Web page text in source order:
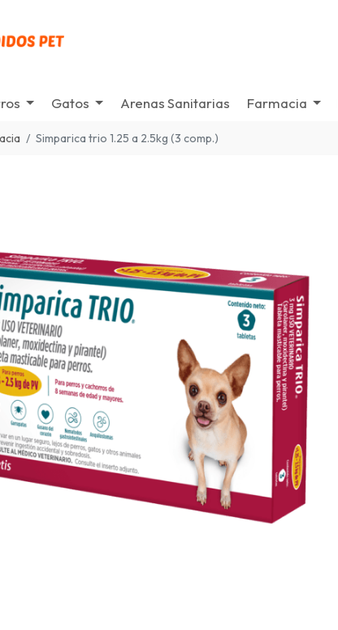
Gatos Arenas Sanitarias Farmacia
Simparica trio 1.25 a 2.5kg (3 comp.)